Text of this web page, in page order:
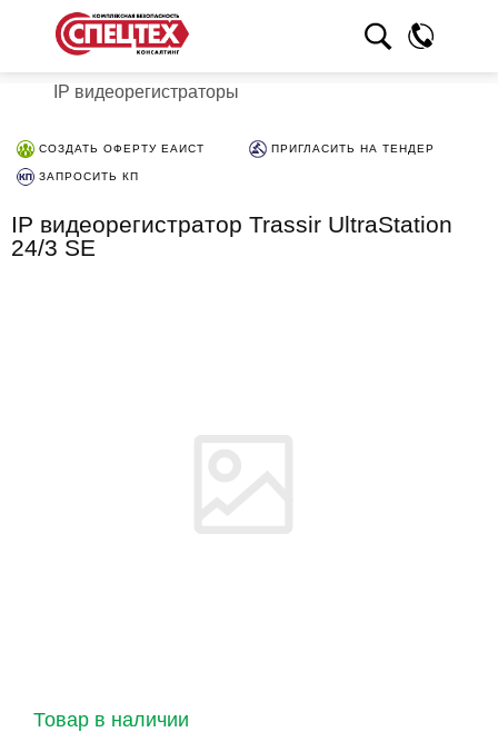
IP видеорегистраторы
СОЗДАТЬ ОФЕРТУ ЕАИСТ ПРИГЛАСИТЬ НА ТЕНДЕР
ЗАПРОСИТЬ КП
IP видеорегистратор Trassir UltraStation
24/3 SE
Товар в наличии